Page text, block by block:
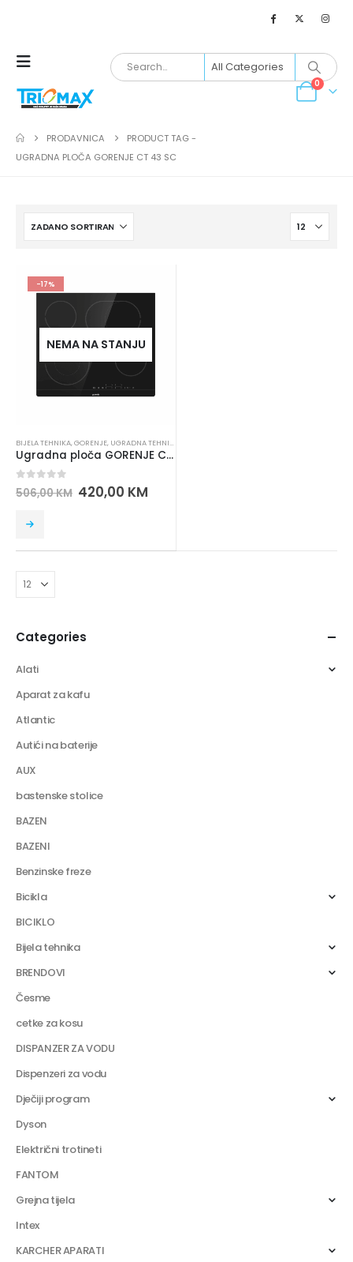
0
PRODAVNICA
PRODUCT TAG -
UGRADNA PLOČA GORENJE CT 43 SC
-17%
NEMA NA STANJU
BIJELA TEHNIKA,GORENJE, UGRADNA TEHNIKA
Ugradna ploča GORENJE CT 43 SC
506,00KM 420,00 KM
Categories
Alati
Aparat za kafu
Atlantic
Autići na baterije
AUX
bastenske stolice
BAZEN
BAZENI
Benzinske freze
Bicikla
BICIKLO
Bijela tehnika
BRENDOVI
Česme
cetke za kosu
DISPANZER ZA VODU
Dispenzeri za vodu
Dječiji program
Dyson
Električni trotineti
FANTOM
Grejna tijela
Intex
KARCHER APARATI